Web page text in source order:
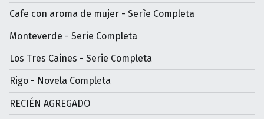
Cafe con aroma de mujer - Serìe Completa
Monteverde - Serie Completa
Los Tres Caines - Serie Completa
Rigo - Novela Completa
RECIÉN AGREGADO